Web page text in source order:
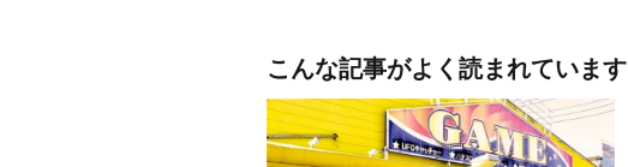
こんな記事がよく読まれています